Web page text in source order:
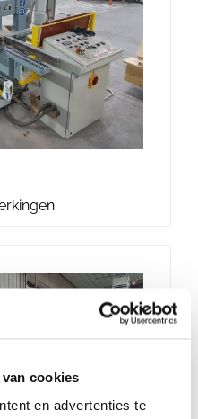
cookies
en advertenties te